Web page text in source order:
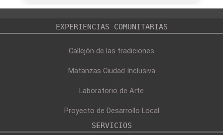
EXPERIENCIAS COMUNITARIAS
Callejón de las tradiciones
Matanzas Ciudad Inclusiva
Laboratorio de Arte
Proyecto de Desarrollo Local
SERVICIOS